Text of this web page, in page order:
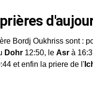
Bordj Oukhriss sont :
Dohr 12:50, le Asr à
et enfin la priere de l'